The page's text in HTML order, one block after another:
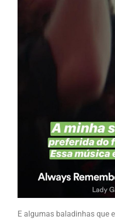
E algumas baladinhas que